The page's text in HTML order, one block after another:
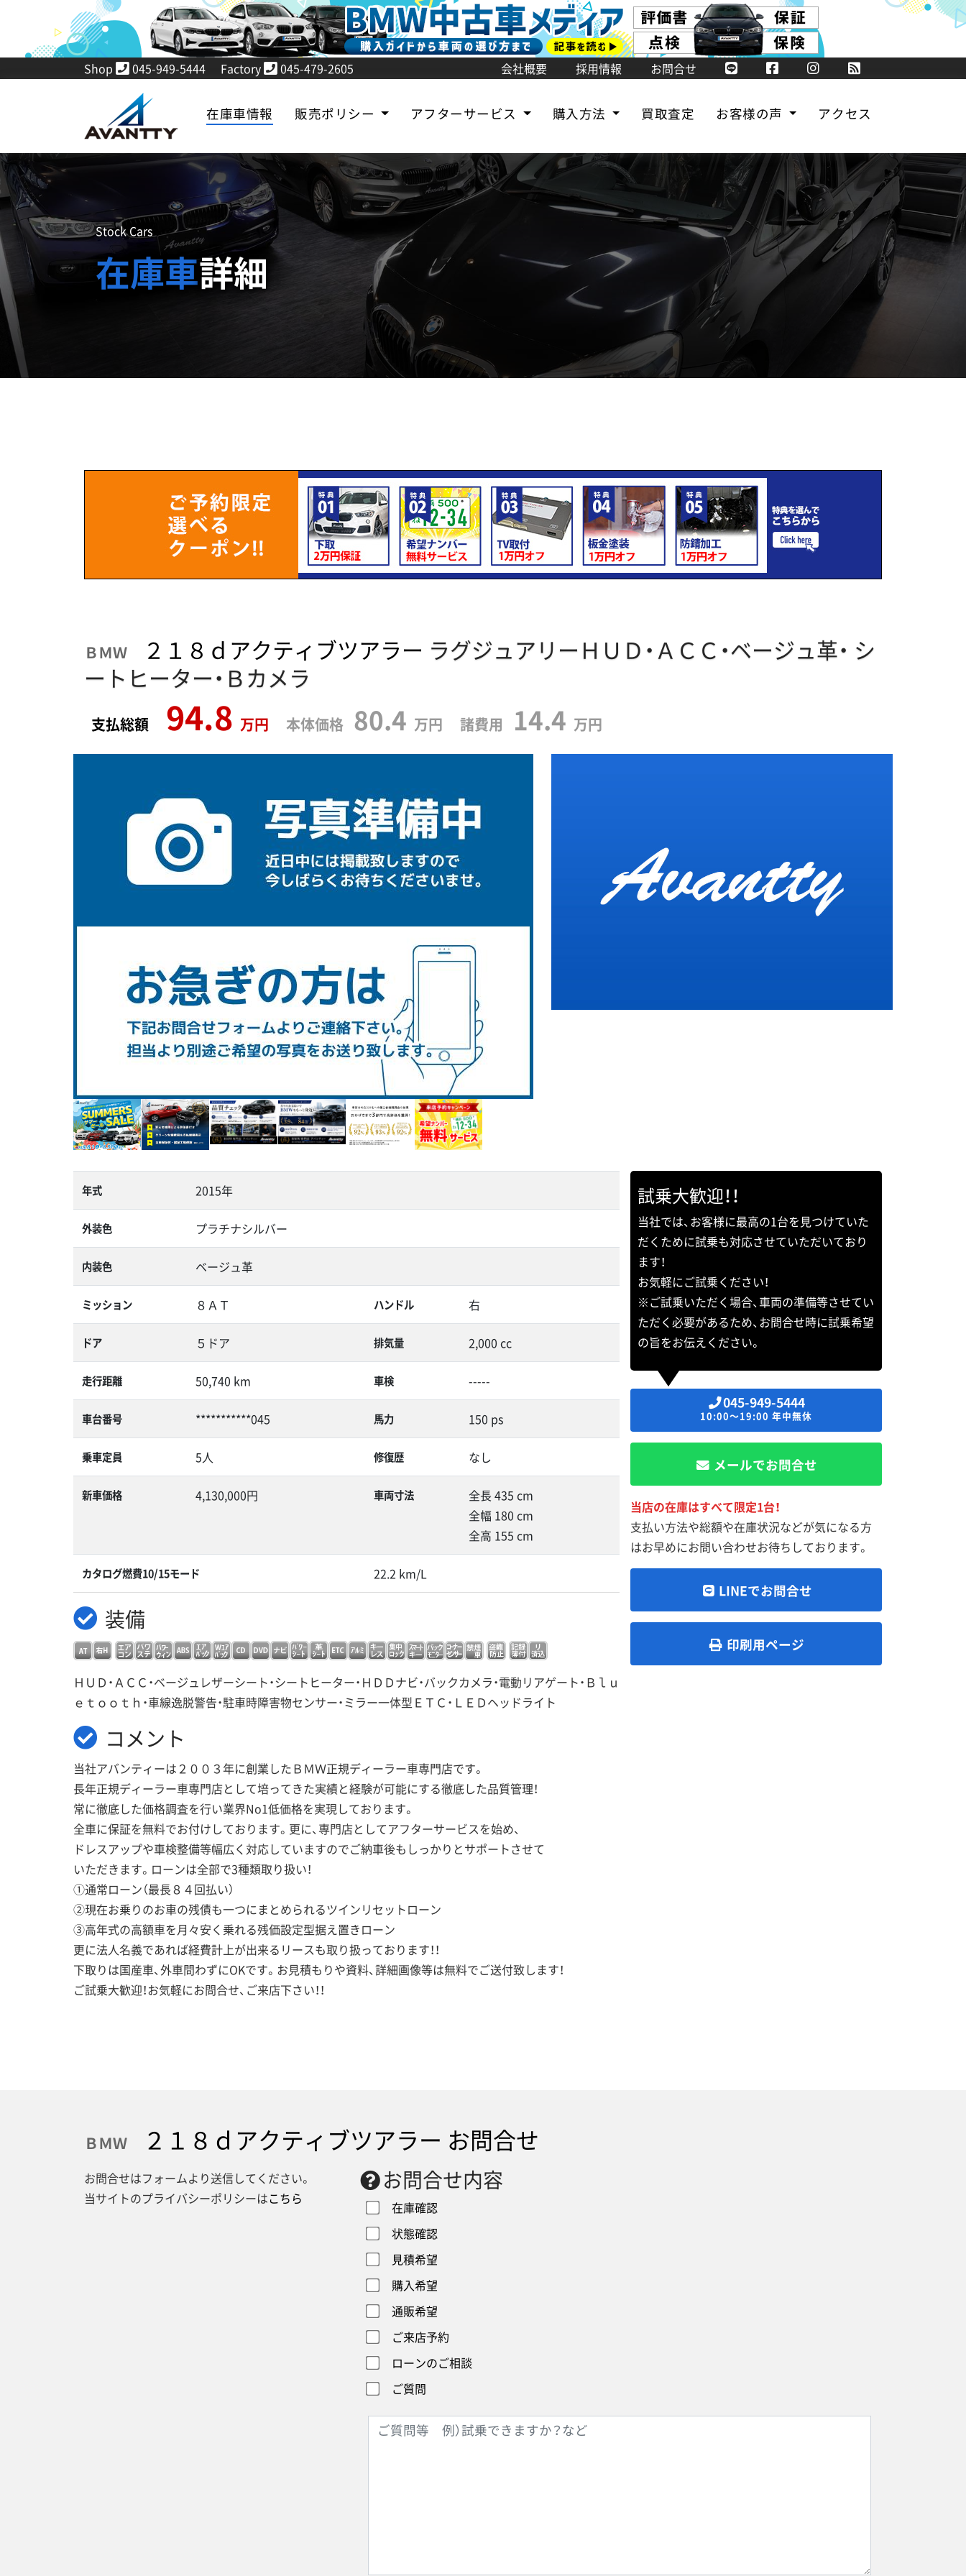
Shop 045-949-5444 Factory 045-479-2605 会社概要 採用情報 お問合せ
在庫車情報 販売ポリシー アフターサービス 購入方法 買取査定 お客様の声 アクセス
Stock Cars
在庫車詳細
ＢＭＷ ２１８ｄアクティブツアラー ラグジュアリーＨＵＤ・ＡＣＣ・ベージュ革・ シ
ートヒーター・Ｂカメラ
支払総額 94.8 万円 本体価格 80.4 万円 諸費用 14.4 万円
年式 2015年
外装色 プラチナシルバー
内装色 ベージュ革
ミッション ８ＡＴ ハンドル 右
ドア ５ドア 排気量 2,000 cc
走行距離 50,740 km 車検 -----
車台番号 ***********045 馬力 150 ps
乗車定員 5人 修復歴 なし
新車価格 4,130,000円 車両寸法
全長 435 cm
全幅 180 cm
全高 155 cm
カタログ燃費10/15モード 22.2 km/L
装備
ＨＵＤ・ＡＣＣ・ベージュレザーシート・シートヒーター・ＨＤＤナビ・バックカメラ・電動リアゲート・Ｂｌｕ
ｅｔｏｏｔｈ・車線逸脱警告・駐車時障害物センサー・ミラー一体型ＥＴＣ・ＬＥＤヘッドライト
コメント
当社アバンティーは２００３年に創業したＢＭＷ正規ディーラー車専門店です。
長年正規ディーラー車専門店として培ってきた実績と経験が可能にする徹底した品質管理！
常に徹底した価格調査を行い業界No1低価格を実現しております。
全車に保証を無料でお付けしております。更に、専門店としてアフターサービスを始め、
ドレスアップや車検整備等幅広く対応していますのでご納車後もしっかりとサポートさせて
いただきます。ローンは全部で3種類取り扱い！
①通常ローン（最長８４回払い）
②現在お乗りのお車の残債も一つにまとめられるツインリセットローン
③高年式の高額車を月々安く乗れる残価設定型据え置きローン
更に法人名義であれば経費計上が出来るリースも取り扱っております！！
下取りは国産車、外車問わずにOKです。お見積もりや資料、詳細画像等は無料でご送付致します！
ご試乗大歓迎！お気軽にお問合せ、ご来店下さい！！
試乗大歓迎！！
当社では、お客様に最高の1台を見つけていた
だくために試乗も対応させていただいており
ます！
お気軽にご試乗ください！
※ご試乗いただく場合、車両の準備等させてい
ただく必要があるため、お問合せ時に試乗希望
の旨をお伝えください。
045-949-5444
10:00～19:00 年中無休
メールでお問合せ
当店の在庫はすべて限定1台！
支払い方法や総額や在庫状況などが気になる方
はお早めにお問い合わせお待ちしております。
LINEでお問合せ
印刷用ページ
ＢＭＷ ２１８ｄアクティブツアラー お問合せ
お問合せはフォームより送信してください。
当サイトのプライバシーポリシーはこちら
お問合せ内容
在庫確認
状態確認
見積希望
購入希望
通販希望
ご来店予約
ローンのご相談
ご質問